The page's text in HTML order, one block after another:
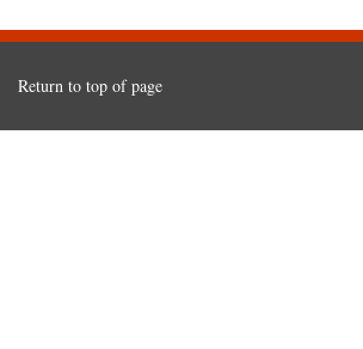
Return to top of page